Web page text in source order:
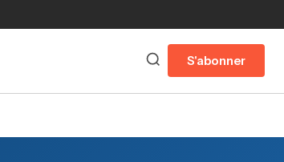
S'abonner